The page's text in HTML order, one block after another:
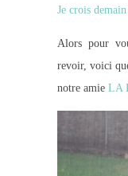
Je crois
Alors pour
revoir, voici
notre amie LA